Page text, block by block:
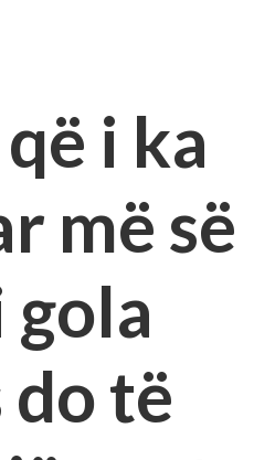
i ka
më së
të